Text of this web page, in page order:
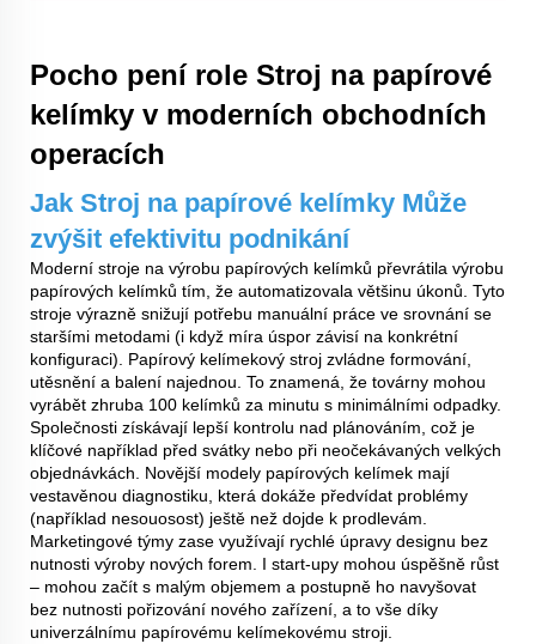
Pocho pení role Stroj na papírové
kelímky v moderních obchodních
operacích
Jak Stroj na papírové kelímky Může
zvýšit efektivitu podnikání
Moderní stroje na výrobu papírových kelímků převrátila výrobu
papírových kelímků tím, že automatizovala většinu úkonů. Tyto
stroje výrazně snižují potřebu manuální práce ve srovnání se
staršími metodami (i když míra úspor závisí na konkrétní
konfiguraci). Papírový kelímekový stroj zvládne formování,
utěsnění a balení najednou. To znamená, že továrny mohou
vyrábět zhruba 100 kelímků za minutu s minimálními odpadky.
Společnosti získávají lepší kontrolu nad plánováním, což je
klíčové například před svátky nebo při neočekávaných velkých
objednávkách. Novější modely papírových kelímek mají
vestavěnou diagnostiku, která dokáže předvídat problémy
(například nesouosost) ještě než dojde k prodlevám.
Marketingové týmy zase využívají rychlé úpravy designu bez
nutnosti výroby nových forem. I start-upy mohou úspěšně růst
– mohou začít s malým objemem a postupně ho navyšovat
bez nutnosti pořizování nového zařízení, a to vše díky
univerzálnímu papírovému kelímekovému stroji.